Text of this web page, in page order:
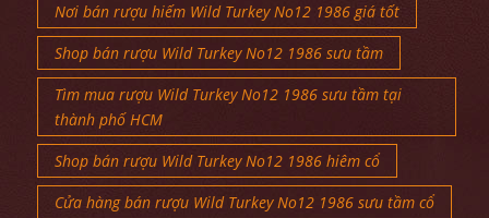
Nơi bán rượu hiếm Wild Turkey No12 1986 giá tốt
Shop bán rượu Wild Turkey No12 1986 sưu tầm
Tìm mua rượu Wild Turkey No12 1986 sưu tầm tại
thành phố HCM
Shop bán rượu Wild Turkey No12 1986 hiêm cổ
Cửa hàng bán rượu Wild Turkey No12 1986 sưu tầm cổ